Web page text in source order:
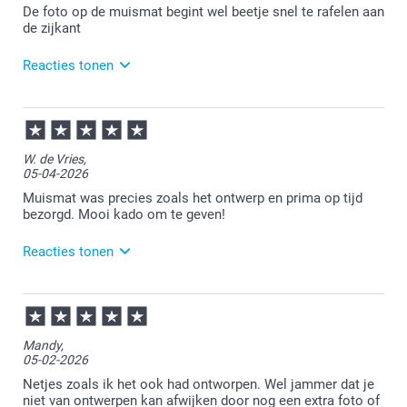
De foto op de muismat begint wel beetje snel te rafelen aan
de zijkant
Reacties tonen
29-04-2026
11:09
Bedankt voor je review. Wat ontzettend vervelend om
te lezen. Je mag altijd even contact met de
klantenservice opnemen. Zij kijken graag met je mee
naar een eventuele passende oplossing!
W. de Vries,
05-04-2026
Muismat was precies zoals het ontwerp en prima op tijd
bezorgd. Mooi kado om te geven!
Reacties tonen
07-04-2026
15:17
Veel plezier van de muismat.
Mandy,
05-02-2026
Netjes zoals ik het ook had ontworpen. Wel jammer dat je
niet van ontwerpen kan afwijken door nog een extra foto of